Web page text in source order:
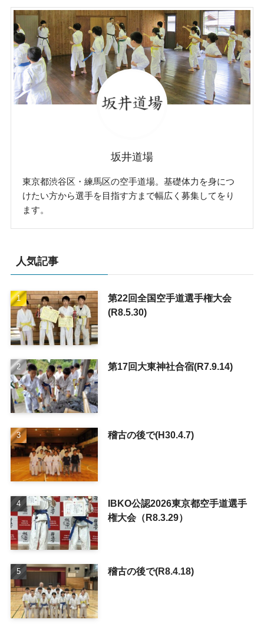
坂井道場
東京都渋谷区・練馬区の空手道場。基礎体力を身につ
けたい方から選手を目指す方まで幅広く募集してをり
ます。
人気記事
第22回全国空手道選手権大会
(R8.5.30)
第17回大東神社合宿(R7.9.14)
稽古の後で(H30.4.7)
IBKO公認2026東京都空手道選手
権大会（R8.3.29）
稽古の後で(R8.4.18)